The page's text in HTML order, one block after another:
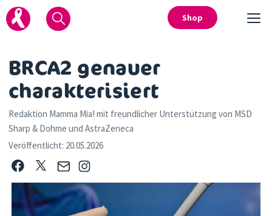
Shop
BRCA2 genauer
charakterisiert
Redaktion Mamma Mia! mit freundlicher Unterstützung von MSD
Sharp & Dohme und AstraZeneca
Veröffentlicht: 20.05.2026